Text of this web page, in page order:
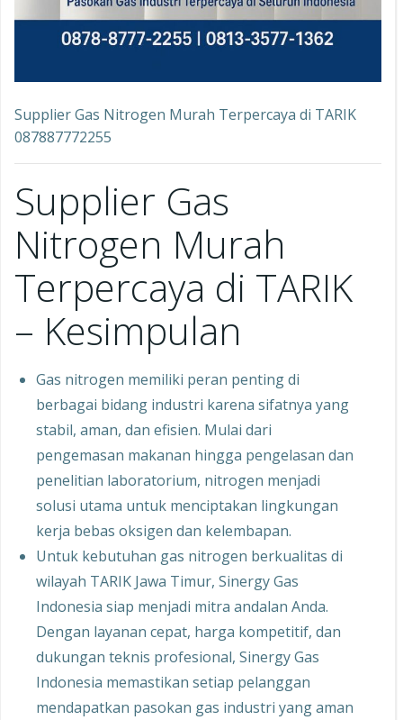
Supplier Gas Nitrogen Murah Terpercaya di TARIK
087887772255
Supplier Gas
Nitrogen Murah
Terpercaya di TARIK
– Kesimpulan
Gas nitrogen memiliki peran penting di
berbagai bidang industri karena sifatnya yang
stabil, aman, dan efisien. Mulai dari
pengemasan makanan hingga pengelasan dan
penelitian laboratorium, nitrogen menjadi
solusi utama untuk menciptakan lingkungan
kerja bebas oksigen dan kelembapan.
Untuk kebutuhan gas nitrogen berkualitas di
wilayah TARIK Jawa Timur, Sinergy Gas
Indonesia siap menjadi mitra andalan Anda.
Dengan layanan cepat, harga kompetitif, dan
dukungan teknis profesional, Sinergy Gas
Indonesia memastikan setiap pelanggan
mendapatkan pasokan gas industri yang aman